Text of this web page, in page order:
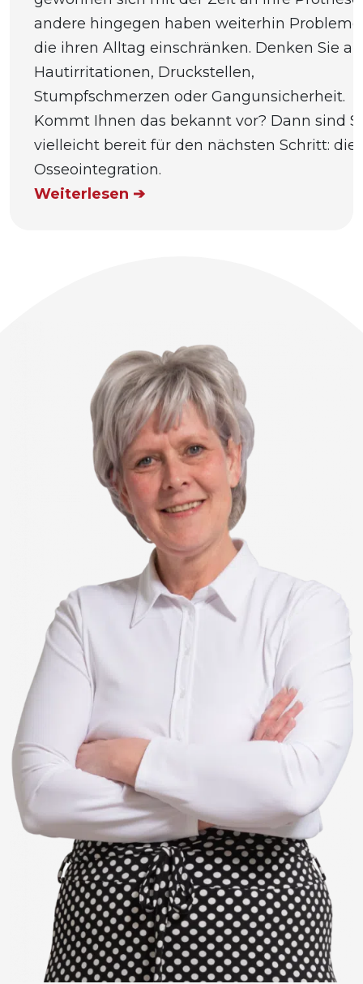
andere hingegen haben weiterhin
die ihren Alltag einschränken. Denken Sie an
Hautirritationen, Druckstellen,
Stumpfschmerzen oder Gangunsicherheit.
Kommt Ihnen das bekannt vor? Dann sind
vielleicht bereit für den nächsten Schritt: die
Osseointegration.
Weiterlesen ➔